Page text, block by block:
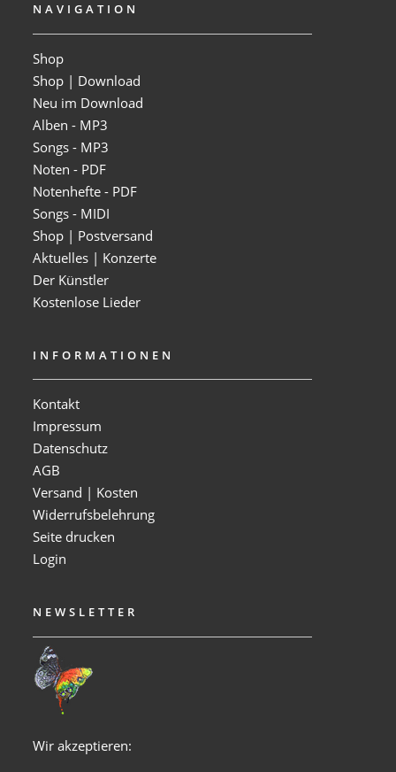
NAVIGATION
Shop
Shop | Download
Neu im Download
Alben - MP3
Songs - MP3
Noten - PDF
Notenhefte - PDF
Songs - MIDI
Shop | Postversand
Aktuelles | Konzerte
Der Künstler
Kostenlose Lieder
INFORMATIONEN
Kontakt
Impressum
Datenschutz
AGB
Versand | Kosten
Widerrufsbelehrung
Seite drucken
Login
NEWSLETTER
Wir akzeptieren: